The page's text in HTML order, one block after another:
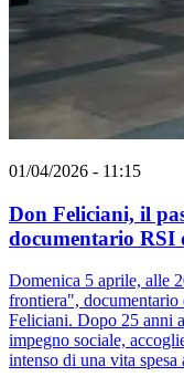
01/04/2026 - 11:15
Don Feliciani, il
documentario RSI
Domenica 5 aprile, alle
frontiera",
Feliciani. Dopo 25 anni
impegno sociale,
intenso di una vita